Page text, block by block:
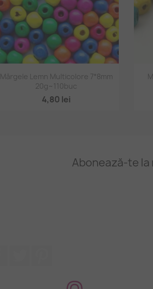
Vizualizare rapidă
Mărgele Lemn Multicolore 7*8mm
20g~110buc
4,80 lei
Abonează-te